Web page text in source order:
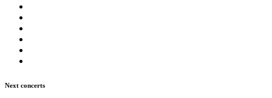
Next concerts